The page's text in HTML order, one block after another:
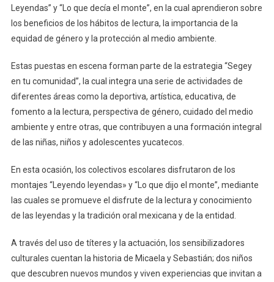
Nivel
Preescolar
Y
Leyendas” y “Lo que decía el monte”, en la cual aprendieron sobre
los beneficios de los hábitos de lectura, la importancia de la
equidad de género y la protección al medio ambiente.
Estas puestas en escena forman parte de la estrategia “Segey
en tu comunidad”, la cual integra una serie de actividades de
diferentes áreas como la deportiva, artística, educativa, de
fomento a la lectura, perspectiva de género, cuidado del medio
ambiente y entre otras, que contribuyen a una formación integral
de las niñas, niños y adolescentes yucatecos.
En esta ocasión, los colectivos escolares disfrutaron de los
montajes “Leyendo leyendas» y “Lo que dijo el monte”, mediante
las cuales se promueve el disfrute de la lectura y conocimiento
de las leyendas y la tradición oral mexicana y de la entidad.
A través del uso de títeres y la actuación, los sensibilizadores
culturales cuentan la historia de Micaela y Sebastián; dos niños
que descubren nuevos mundos y viven experiencias que invitan a